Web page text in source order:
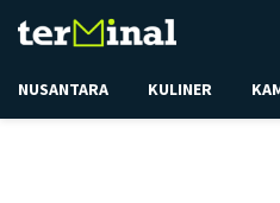
NUSANTARA KULINER